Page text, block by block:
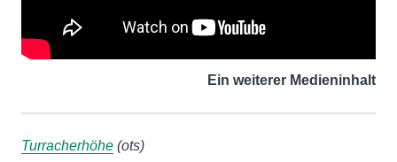
Ein weiterer Medieninhalt
Turracherhöhe (ots)